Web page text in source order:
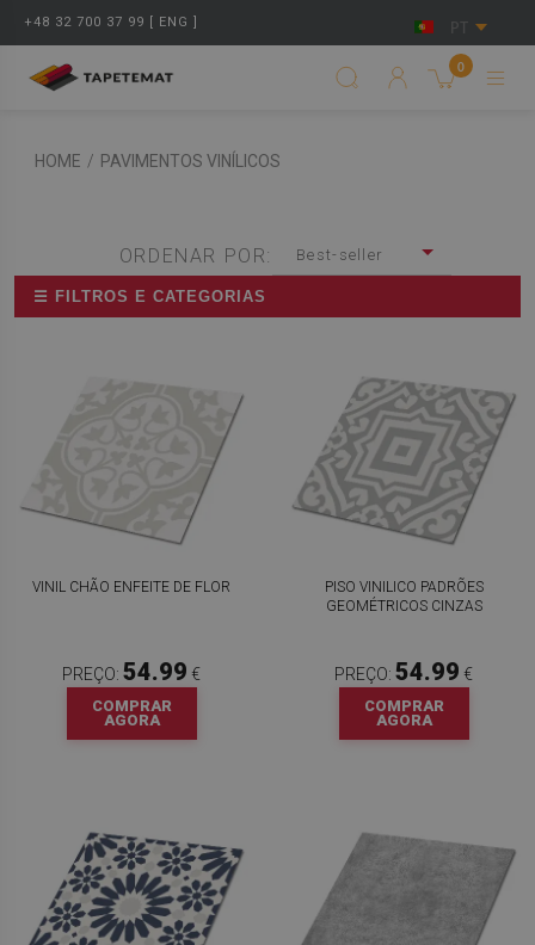
+48 32 700 37 99 [ ENG ] PT
0
HOME / PAVIMENTOS VINÍLICOS
ORDENAR POR: Best-seller
☰ FILTROS E CATEGORIAS
VINIL CHÃO ENFEITE DE FLOR
PREÇO: 54.99 €
COMPRAR
AGORA
PISO VINILICO PADRÕES
GEOMÉTRICOS CINZAS
PREÇO: 54.99 €
COMPRAR
AGORA